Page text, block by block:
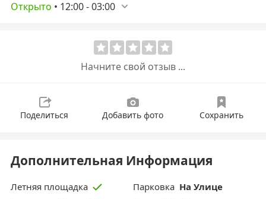
Открыто • 12:00-03:00
Начните свой отзыв ...
Поделиться Добавить фото Сохранить
Дополнительная Информация
Летняя площадка Парковка На Улице